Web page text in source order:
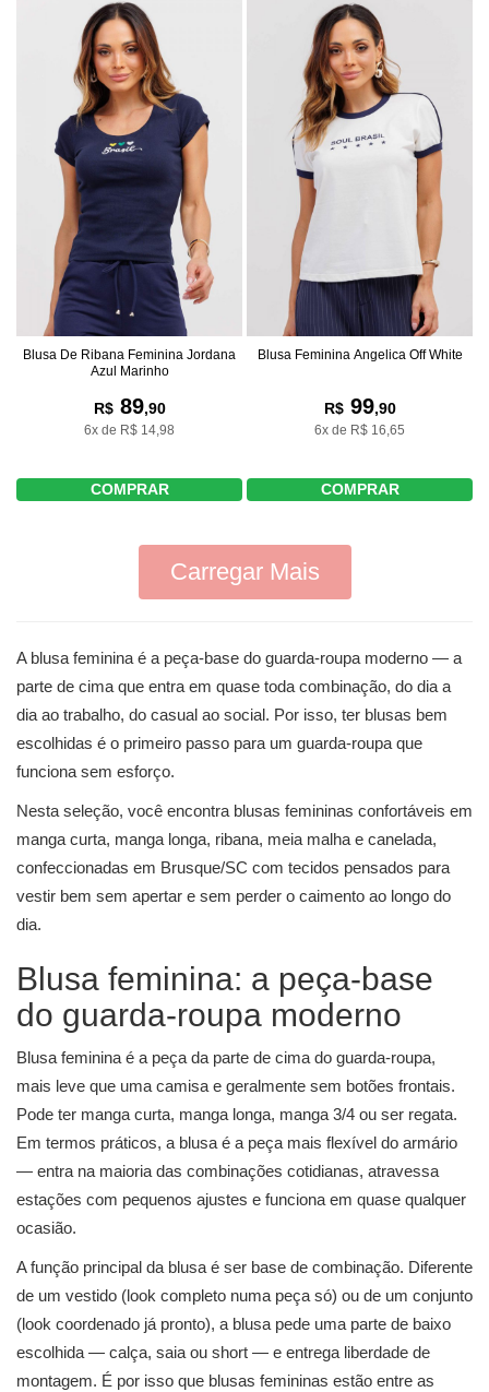
Blusa De Ribana Feminina Jordana
Azul Marinho
R$89,90
6x de R$ 14,98
COMPRAR
Blusa Feminina Angelica Off White
R$99,90
6x de R$ 16,65
COMPRAR
Carregar Mais
A blusa feminina é a peça-base do guarda-roupa moderno — a
parte de cima que entra em quase toda combinação, do dia a
dia ao trabalho, do casual ao social. Por isso, ter blusas bem
escolhidas é o primeiro passo para um guarda-roupa que
funciona sem esforço.
Nesta seleção, você encontra blusas femininas confortáveis em
manga curta, manga longa, ribana, meia malha e canelada,
confeccionadas em Brusque/SC com tecidos pensados para
vestir bem sem apertar e sem perder o caimento ao longo do
dia.
Blusa feminina: a peça-base
do guarda-roupa moderno
Blusa feminina é a peça da parte de cima do guarda-roupa,
mais leve que uma camisa e geralmente sem botões frontais.
Pode ter manga curta, manga longa, manga 3/4 ou ser regata.
Em termos práticos, a blusa é a peça mais flexível do armário
— entra na maioria das combinações cotidianas, atravessa
estações com pequenos ajustes e funciona em quase qualquer
ocasião.
A função principal da blusa é ser base de combinação. Diferente
de um vestido (look completo numa peça só) ou de um conjunto
(look coordenado já pronto), a blusa pede uma parte de baixo
escolhida — calça, saia ou short — e entrega liberdade de
montagem. É por isso que blusas femininas estão entre as